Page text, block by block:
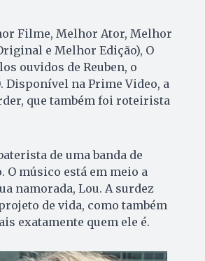
Filme, Melhor Ator, Melhor
e Melhor Edição), O
ouvidos de Reuben, o
Disponível na Prime Video, a
que também foi roteirista
de uma banda de
músico está em meio a
namorada, Lou. A surdez
de vida, como também
exatamente quem ele é.